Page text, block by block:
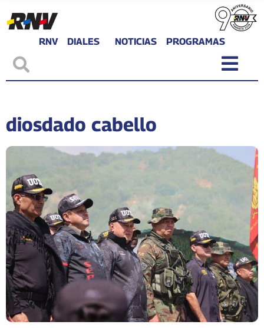
RNV DIALES NOTICIAS PROGRAMAS
diosdado cabello